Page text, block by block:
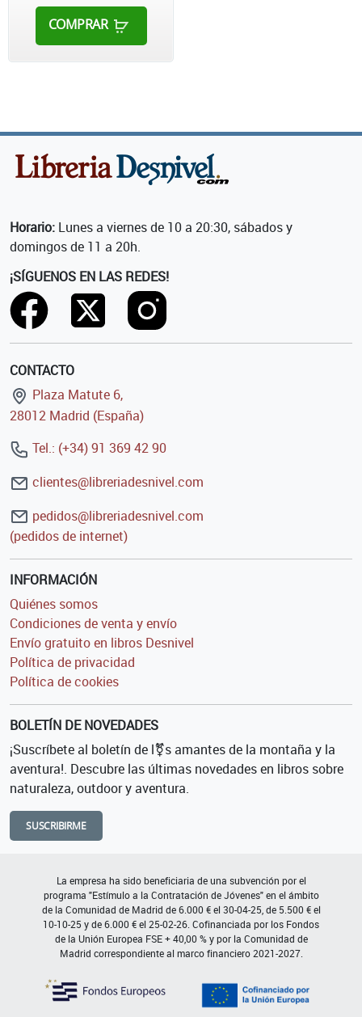
COMPRAR
Horario: Lunes a viernes de 10 a 20:30, sábados y
domingos de 11 a 20h.
¡SÍGUENOS EN LAS REDES!
CONTACTO
Plaza Matute 6,
28012 Madrid (España)
Tel.: (+34) 91 369 42 90
clientes@libreriadesnivel.com
pedidos@libreriadesnivel.com
(pedidos de internet)
INFORMACIÓN
Quiénes somos
Condiciones de venta y envío
Envío gratuito en libros Desnivel
Política de privacidad
Política de cookies
BOLETÍN DE NOVEDADES
¡Suscríbete al boletín de l⚧s amantes de la montaña y la
aventura!. Descubre las últimas novedades en libros sobre
naturaleza, outdoor y aventura.
SUSCRIBIRME
La empresa ha sido beneficiaria de una subvención por el
programa "Estímulo a la Contratación de Jóvenes" en el ámbito
de la Comunidad de Madrid de 6.000 € el 30-04-25, de 5.500 € el
10-10-25 y de 6.000 € el 25-02-26. Cofinanciada por los Fondos
de la Unión Europea FSE + 40,00 % y por la Comunidad de
Madrid correspondiente al marco financiero 2021-2027.